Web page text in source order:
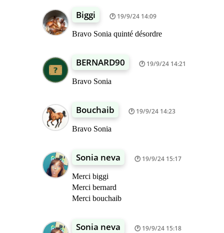
Biggi 19/9/24 14:09
Bravo Sonia quinté désordre
BERNARD90 19/9/24 14:21
Bravo Sonia
Bouchaib 19/9/24 14:23
Bravo Sonia
Sonia neva 19/9/24 15:17
Merci biggi
Merci bernard
Merci bouchaib
Sonia neva 19/9/24 15:18